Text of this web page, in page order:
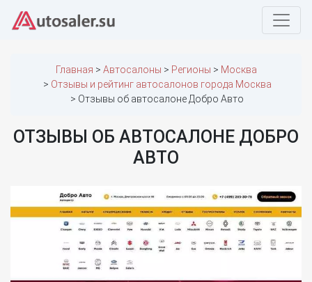
Главная Автосалоны Регионы
Москва
Отзывы и рейтинг автосалонов города Москва
Отзывы об автосалоне Добро Авто
ОТЗЫВЫ ОБ АВТОСАЛОНЕ ДОБРО
АВТО